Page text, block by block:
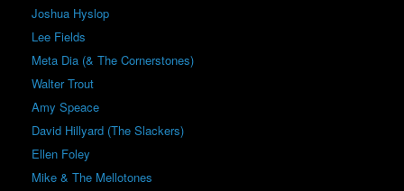
Joshua Hyslop
Lee Fields
Meta Dia (& The Cornerstones)
Walter Trout
Amy Speace
David Hillyard (The Slackers)
Ellen Foley
Mike & The Mellotones